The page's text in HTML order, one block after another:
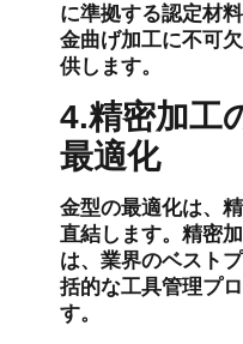
に準拠する認定材
金曲げ加工に不可
供します。
4.精密加工
最適化
金型の最適化は、
直結します。精密
は、業界のベスト
括的な工具管理プ
す。